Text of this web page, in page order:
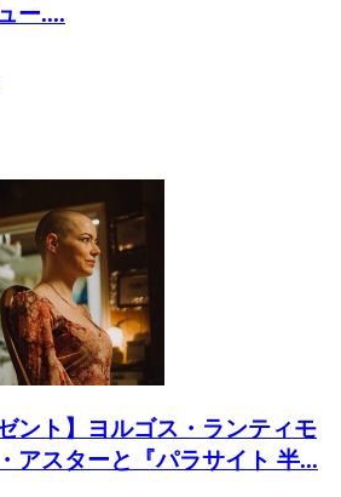
ー....
ント】ヨルゴス・ランティモ
アスターと『パラサイト 半...